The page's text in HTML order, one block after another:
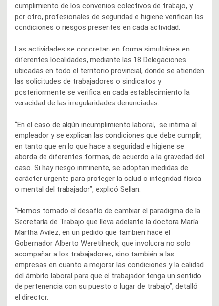
cumplimiento de los convenios colectivos de trabajo, y
por otro, profesionales de seguridad e higiene verifican las
condiciones o riesgos presentes en cada actividad.
Las actividades se concretan en forma simultánea en
diferentes localidades, mediante las 18 Delegaciones
ubicadas en todo el territorio provincial, donde se atienden
las solicitudes de trabajadores o sindicatos y
posteriormente se verifica en cada establecimiento la
veracidad de las irregularidades denunciadas.
“En el caso de algún incumplimiento laboral, se intima al
empleador y se explican las condiciones que debe cumplir,
en tanto que en lo que hace a seguridad e higiene se
aborda de diferentes formas, de acuerdo a la gravedad del
caso. Si hay riesgo inminente, se adoptan medidas de
carácter urgente para proteger la salud o integridad física
o mental del trabajador”, explicó Sellan.
“Hemos tomado el desafío de cambiar el paradigma de la
Secretaría de Trabajo que lleva adelante la doctora María
Martha Avilez, en un pedido que también hace el
Gobernador Alberto Weretilneck, que involucra no solo
acompañar a los trabajadores, sino también a las
empresas en cuanto a mejorar las condiciones y la calidad
del ámbito laboral para que el trabajador tenga un sentido
de pertenencia con su puesto o lugar de trabajo”, detalló
el director.